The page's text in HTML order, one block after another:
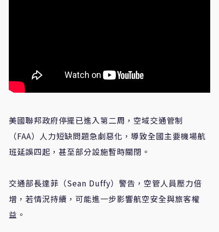
美國聯邦政府停擺已進入第二周，空域交通管制
（FAA）人力短缺問題急劇惡化，導致全國主要機場航
班延誤四起，甚至部分設施暫時關閉。
交通部長達菲（Sean Duffy）警告，空管人員壓力倍
增，若情況持續，可能進一步影響航空安全與旅客權
益。